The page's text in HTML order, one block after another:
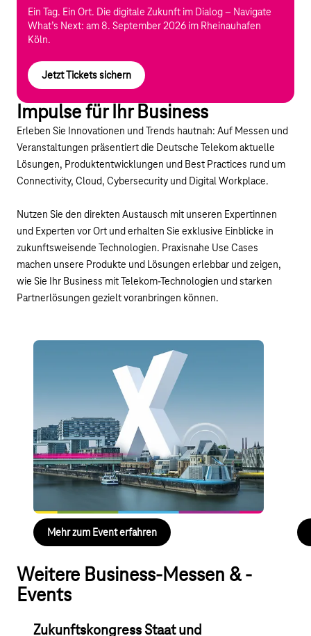
Ein Tag. Ein Ort. Die digitale Zukunft im Dialog – Navigate
What’s Next: am 8. September 2026 im Rheinauhafen
Köln.
Jetzt Tickets sichern
Impulse für Ihr Business
Erleben Sie Innovationen und Trends hautnah: Auf Messen und
Veranstaltungen präsentiert die Deutsche Telekom aktuelle
Lösungen, Produktentwicklungen und Best Practices rund um
Connectivity, Cloud, Cybersecurity und Digital Workplace.
Nutzen Sie den direkten Austausch mit unseren Expertinnen
und Experten vor Ort und erhalten Sie exklusive Einblicke in
zukunftsweisende Technologien. Praxisnahe Use Cases
machen unsere Produkte und Lösungen erlebbar und zeigen,
wie Sie Ihr Business mit Telekom-Technologien und starken
Partnerlösungen gezielt voranbringen können.
DIGITAL X Köln
08. September 2026, Köln
Ein Tag. Ein Ort. Die digitale Zukunft im Dialog –
Navigate What’s Next: am 8. September 2026 im
Rheinauhafen Köln.
Mehr zum Event erfahren
Weitere Business-Messen & -
Events
Zukunftskongress Staat und